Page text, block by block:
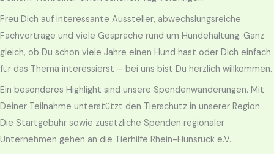
Freu Dich auf interessante Aussteller, abwechslungsreiche
Fachvorträge und viele Gespräche rund um Hundehaltung. Ganz
gleich, ob Du schon viele Jahre einen Hund hast oder Dich einfach
für das Thema interessierst – bei uns bist Du herzlich willkommen.
Ein besonderes Highlight sind unsere Spendenwanderungen. Mit
Deiner Teilnahme unterstützt den Tierschutz in unserer Region.
Die Startgebühr sowie zusätzliche Spenden regionaler
Unternehmen gehen an die Tierhilfe Rhein-Hunsrück e.V.